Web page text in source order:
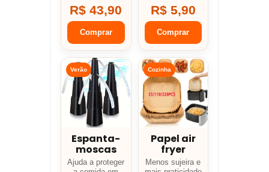
R$ 43,90
Comprar
R$ 5,90
Comprar
Verão
Espanta-
moscas
Ajuda a proteger
Cozinha
Papel air
fryer
Menos sujeira e